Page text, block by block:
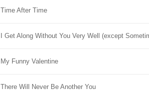
Time After Time
I Get Along Without You Very Well (except
My Funny Valentine
There Will Never Be Another You